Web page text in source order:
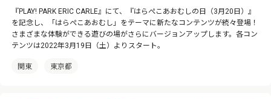
『PLAY! PARK ERIC CARLE』にて、『はらぺこあおむしの日（3月20日）』
を記念し、「はらぺこあおむし」をテーマに新たなコンテンツが続々登場！
さまざまな体験ができる遊びの場がさらにバージョンアップします。各コン
テンツは2022年3月19日（土）よりスタート。
関東 東京都